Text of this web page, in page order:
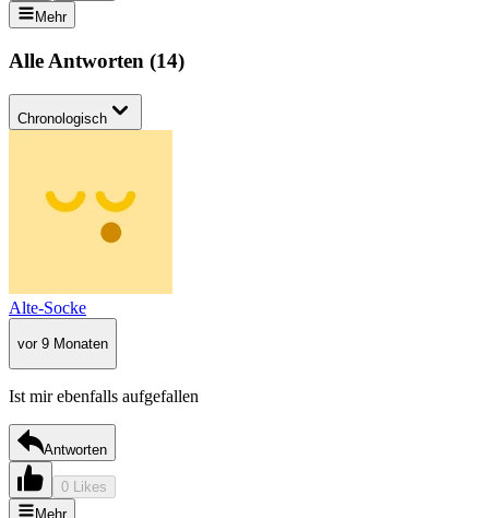
Mehr
Alle Antworten (14)
Chronologisch
Alte-Socke
vor 9 Monaten
Ist mir ebenfalls aufgefallen
Antworten
0 Likes
Mehr